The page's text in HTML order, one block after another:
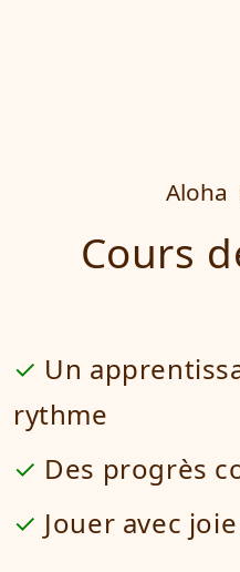
Aloha
Cours
Un
rythme
Des progrès
Jouer avec